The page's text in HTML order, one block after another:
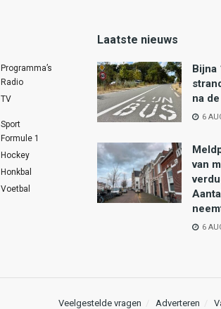
Programma’s
Radio
TV
Sport
Formule 1
Hockey
Honkbal
Voetbal
Laatste nieuws
na
6
van
6
Veelgestelde vragen Adverteren